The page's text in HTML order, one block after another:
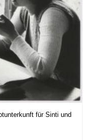
für Sinti und